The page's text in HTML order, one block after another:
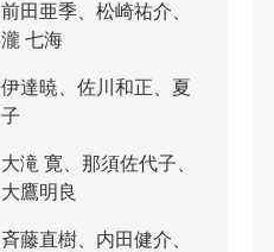
前田亜季、松崎祐介、
瀧 七海
伊達暁、佐川和正、夏
子
大滝 寛、那須佐代子、
大鷹明良
斉藤直樹、内田健介、